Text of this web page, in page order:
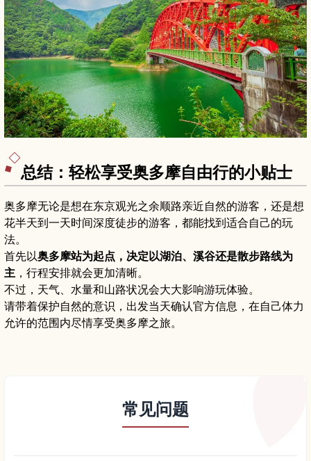
总结：轻松享受奥多摩自由行的小贴士
奥多摩无论是想在东京观光之余顺路亲近自然的游客，还是想
花半天到一天时间深度徒步的游客，都能找到适合自己的玩
法。
首先以奥多摩站为起点，决定以湖泊、溪谷还是散步路线为
主 ，行程安排就会更加清晰。
不过，天气、水量和山路状况会大大影响游玩体验。
请带着保护自然的意识，出发当天确认官方信息，在自己体力
允许的范围内尽情享受奥多摩之旅。
常见问题